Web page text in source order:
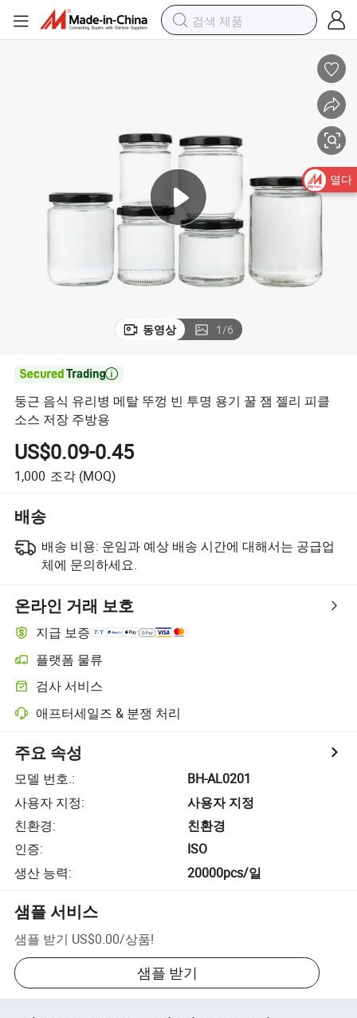
동영상 1/6

둥근 음식 유리병 메탈 뚜껑 빈 투명 용기 꿀 잼 젤리 피클
소스 저장 주방용
US$0.09-0.45
1,000 조각 (MOQ)
배송
배송 비용: 운임과 예상 배송 시간에 대해서는 공급업
체에 문의하세요.
온라인 거래 보호
지급 보증
플랫폼 물류
검사 서비스
애프터세일즈 & 분쟁 처리
주요 속성
모델 번호.:
BH-AL0201
사용자 지정:
사용자 지정
친환경:
친환경
인증:
ISO
생산 능력: 20000pcs/일
샘플 서비스
샘플 받기 US$0.00/상품!
샘플 받기
열다